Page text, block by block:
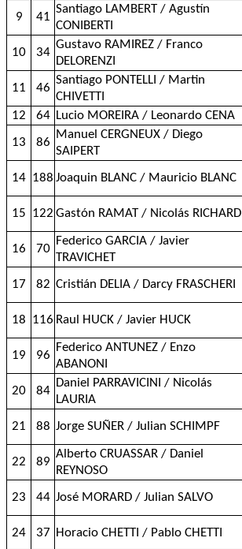
9 41
Santiago LAMBERT / Agustín
CONIBERTI
10 34
Gustavo RAMIREZ / Franco
DELORENZI
11 46
Santiago PONTELLI / Martin
CHIVETTI
12 64 Lucio MOREIRA / Leonardo CENA
13
86
Manuel CERGNEUX / Diego
SAIPERT
14 188 Joaquin BLANC / Mauricio BLANC
15 122 Gastón RAMAT / Nicolás RICHARD
16
70
Federico GARCIA / Javier
TRAVICHET
17 82 Cristián DELIA / Darcy FRASCHERI
18 116 Raul HUCK / Javier HUCK
19
96
Federico ANTUNEZ / Enzo
ABANONI
20
84
Daniel PARRAVICINI / Nicolás
LAURIA
21
88 Jorge SUÑER / Julian SCHIMPF
22
89
Alberto CRUASSAR / Daniel
REYNOSO
23
44 José MORARD / Julian SALVO
24 37 Horacio CHETTI / Pablo CHETTI